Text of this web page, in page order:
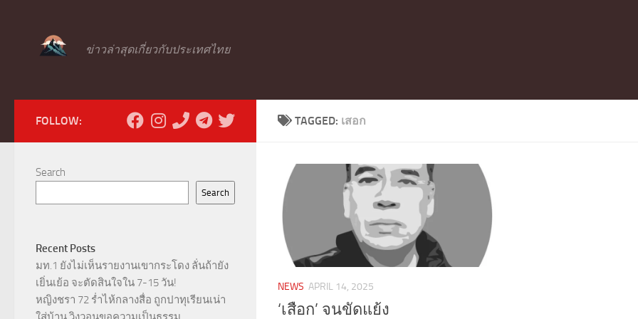
ข่าวล่าสุดเกี่ยวกับประเทศไทย
TAGGED: เสอก
NEWS APRIL 14, 2025
‘เสือก’ จนขัดแย้ง
FOLLOW:
Search
Search
Recent Posts
มท.1 ยังไม่เห็นรายงานเขากระโดง ลั่นถ้ายัง
เยิ่นเย้อ จะตัดสินใจใน 7-15 วัน!
หญิงชรา 72 ร่ำไห้กลางสื่อ ถูกปาทุเรียนเน่า